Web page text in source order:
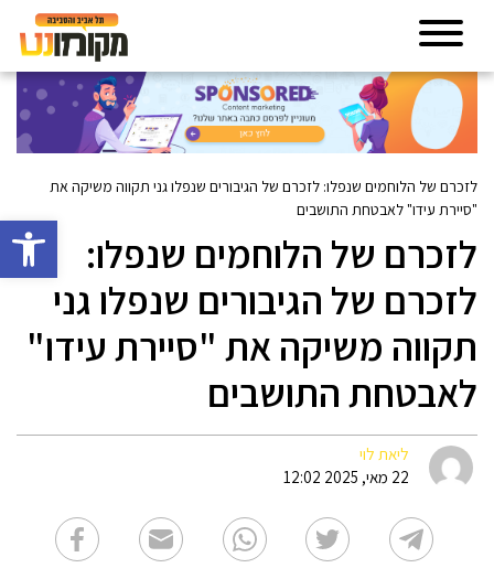
פתח
לזכרם של הלוחמים שנפלו: לזכרם של הגיבורים שנפלו גני תקווה משיקה את
"סיירת עידו" לאבטחת התושבים
לזכרם של הלוחמים שנפלו:
לזכרם של הגיבורים שנפלו גני
תקווה משיקה את "סיירת עידו"
לאבטחת התושבים
ליאת לוי
22 מאי, 2025 12:02